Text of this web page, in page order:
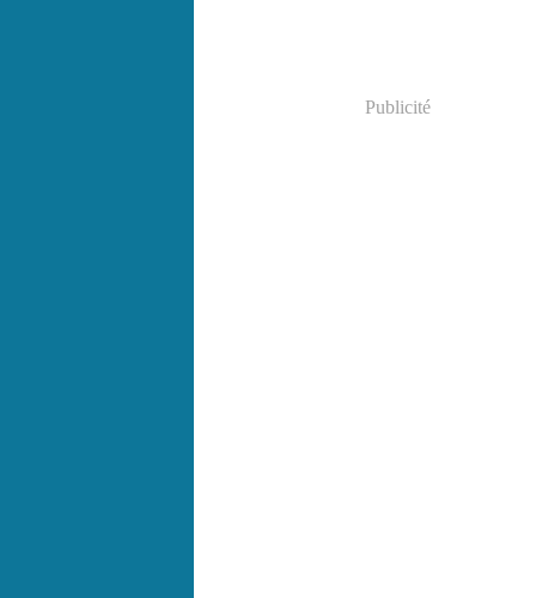
Publicité